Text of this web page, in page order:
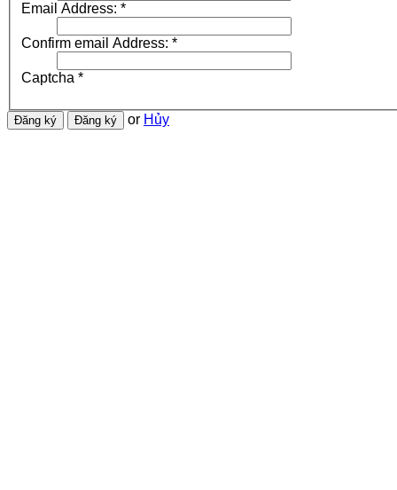
Email Address: *
Confirm email Address: *
Captcha *
or Hủy